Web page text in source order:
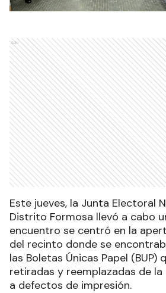
Ads
Este jueves, la Junta Electoral
Distrito Formosa llevó a cabo
encuentro se centró en la
del recinto donde se
las Boletas Únicas Papel (BUP)
retiradas y reemplazadas de
a defectos de impresión.